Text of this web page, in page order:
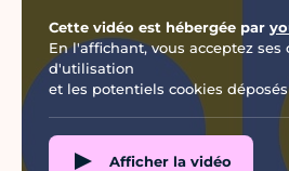
Cette vidéo est hébergée par
En l'affichant, vous acceptez ses
d'utilisation
et les potentiels cookies
Afficher la vidéo